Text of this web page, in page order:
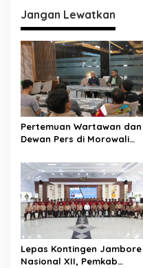
g
a
s
i
p
o
s
Jangan Lewatkan
Pertemuan Wartawan dan
Dewan Pers di Morowali
dan Peningkatan
Kompetensi Jurnalis
Lepas Kontingen Jambore
Nasional XII, Pemkab